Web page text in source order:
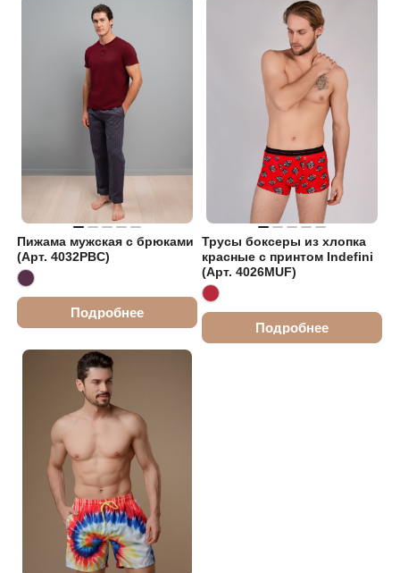
Пижама мужская с брюками
(Арт. 4032PBC)
Подробнее
Трусы боксеры из хлопка
красные с принтом Indefini
(Арт. 4026MUF)
Подробнее